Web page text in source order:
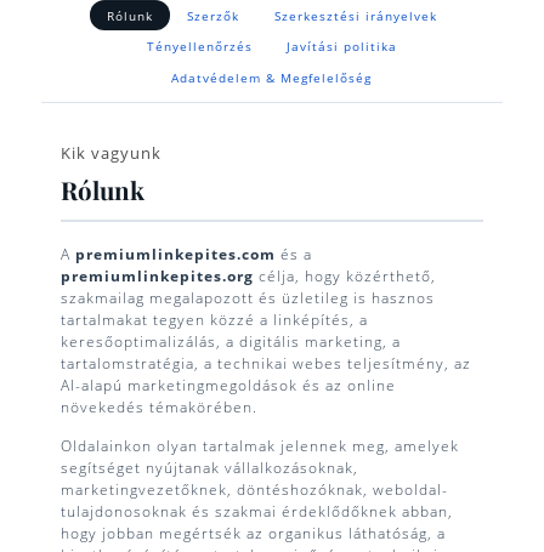
Rólunk Szerzők
Szerkesztési irányelvek
Tényellenőrzés
Javítási politika
Adatvédelem & Megfelelőség
Kik vagyunk
Rólunk
A premiumlinkepites.com és a
premiumlinkepites.org célja, hogy közérthető,
szakmailag megalapozott és üzletileg is hasznos
tartalmakat tegyen közzé a linképítés, a
keresőoptimalizálás, a digitális marketing, a
tartalomstratégia, a technikai webes teljesítmény, az
AI-alapú marketingmegoldások és az online
növekedés témakörében.
Oldalainkon olyan tartalmak jelennek meg, amelyek
segítséget nyújtanak vállalkozásoknak,
marketingvezetőknek, döntéshozóknak, weboldal-
tulajdonosoknak és szakmai érdeklődőknek abban,
hogy jobban megértsék az organikus láthatóság, a